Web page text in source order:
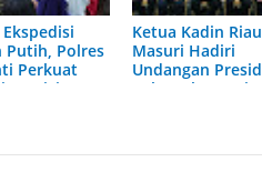
Ekspedisi
Putih, Polres
Perkuat
Presisi
Ketua Kadin Riau
Masuri Hadiri
Undangan
Bahas Ekonomi